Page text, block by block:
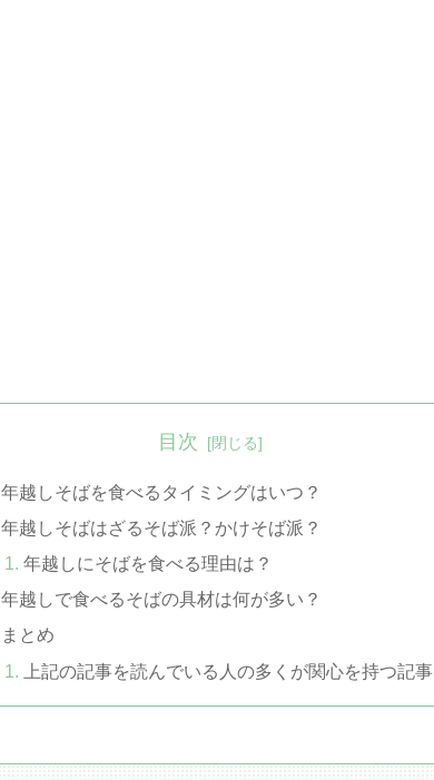
目次
年越しそばを食べるタイミングはいつ？
年越しそばはざるそば派？かけそば派？
年越しにそばを食べる理由は？
年越しで食べるそばの具材は何が多い？
まとめ
上記の記事を読んでいる人の多くが関心を持つ記事